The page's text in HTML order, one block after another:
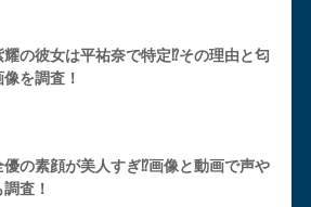
耀の彼女は平祐奈で特定⁉︎その理由と匂
を調査！
優の素顔が美人すぎ⁉︎画像と動画で声や
査！